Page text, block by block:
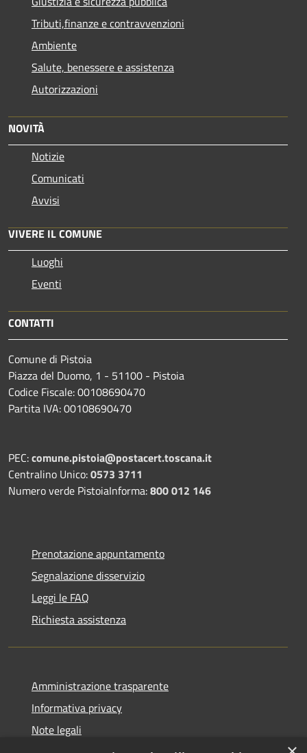
Tributi,finanze e contravvenzioni
Ambiente
Salute, benessere e assistenza
Autorizzazioni
NOVITÀ
Notizie
Comunicati
Avvisi
VIVERE IL COMUNE
Luoghi
Eventi
CONTATTI
Comune di Pistoia
Piazza del Duomo, 1 - 51100 - Pistoia
Codice Fiscale: 00108690470
Partita IVA: 00108690470
PEC:comune.pistoia@postacert.toscana.it
Centralino Unico:0573 3711
Numero verde PistoiaInforma:800 012 146
Prenotazione appuntamento
Segnalazione disservizio
Leggi le FAQ
Richiesta assistenza
Amministrazione trasparente
Informativa privacy
Note legali